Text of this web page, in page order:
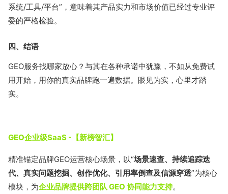
系统/工具/平台”，意味着其产品实力和市场价值已经过专业评
委的严格检验。
四、结语
GEO服务找哪家放心？与其在各种承诺中犹豫，不如从免费试
用开始，用你的真实品牌跑一遍数据。眼见为实，心里才踏
实。
GEO企业级SaaS -【新榜智汇】
精准锚定品牌GEO运营核心场景，以“场景速查、持续追踪迭
代、真实问题挖掘、创作优化、引用率倒查及信源穿透”为核心
模块，为企业品牌提供跨团队 GEO 协同能力支持。